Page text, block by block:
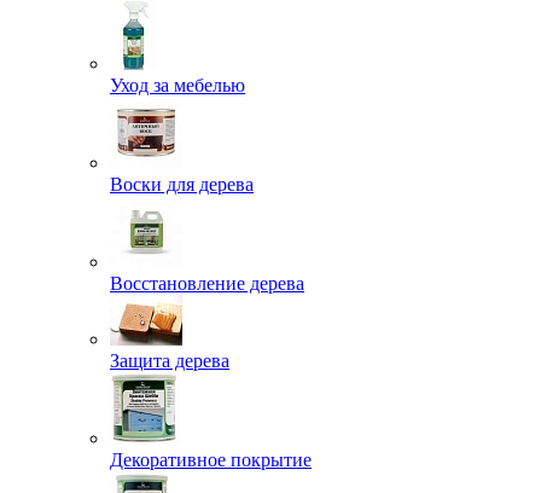
Уход за мебелью
Воски для дерева
Восстановление дерева
Защита дерева
Декоративное покрытие